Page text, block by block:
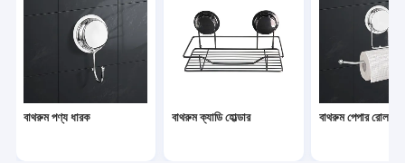
ঝুলন্ত কর্নার ঝরনা শেলফ
টুথব্রাশ কাপ ধারক
ওয়াল মাউন্ট হুক হ্যাঙ্গার
বাথরুম পণ্য ধারক বাথরুম ক্যাডি হোল্ডার বাথরুম পেপার রোল